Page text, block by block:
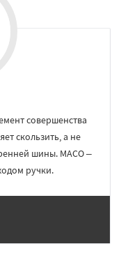
совершенства
скользить, а не
шины. МАСО –
ручки.